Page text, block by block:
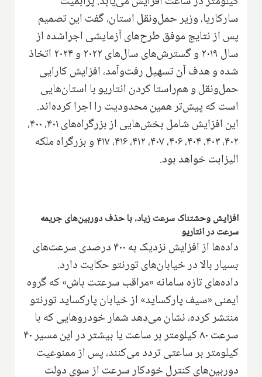
سارکاریا، وزیر حمل‌ونقل استان، گفت این تصمیم
پس از نتایج موفق طرح‌های آزمایشی اجراشده از
سال ۲۰۱۹ و گسترش‌های سال‌های ۲۰۲۲ و ۲۰۲۴ اتخاذ
شده و هدف آن تسهیل رفت‌وآمد، افزایش کارایی
حمل‌ونقل و هم‌راستا کردن انتاریو با استان‌هایی
است که پیش‌تر همین محدودیت را اجرا کرده‌اند.
این افزایش شامل بخش‌هایی از بزرگراه‌های ۴۰۱، ۴۰۰،
۴۰۲، ۴۰۳، ۴۰۴، ۴۰۶، ۴۰۷، ۴۱۲، ۴۱۶، ۴۱۷ و بزرگراه ملکه
الیزابت خواهد بود.
افزایش وحشتناک سرعت زیاد، با حذف دوربین‌های جریمه
سرعت در انتاریو
داده‌ها از افزایش نزدیک به ۴۰۰ درصدی سرعت‌های
بسیار بالا در خیابان‌های تورنتو حکایت دارد.
داده‌های تازه سامانه «مراقب سرعتت باش» که گروه
ایمنی «سیف پارکساید» از خیابان پارکساید تورنتو
منتشر کرده، نشان می‌دهد شمار خودروهایی که با
سرعت ۸۰ کیلومتر بر ساعت یا بیشتر در این مسیر ۴۰
کیلومتر بر ساعتی تردد می‌کنند، پس از ممنوعیت
دوربین‌های کنترل خودکار سرعت از سوی دولت